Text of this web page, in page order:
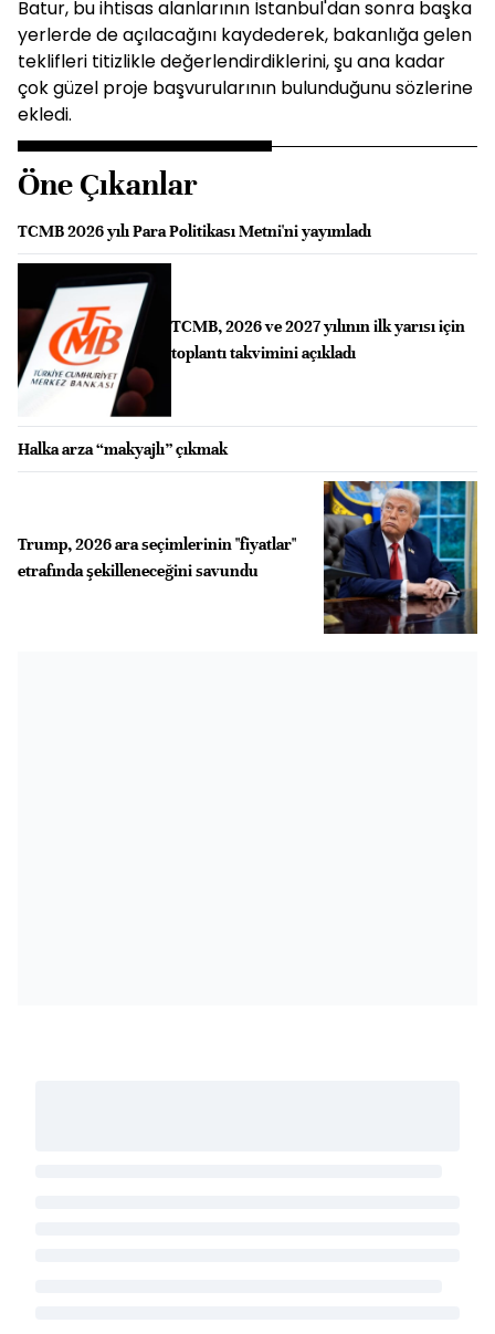
Batur, bu ihtisas alanlarının İstanbul'dan sonra başka
yerlerde de açılacağını kaydederek, bakanlığa gelen
teklifleri titizlikle değerlendirdiklerini, şu ana kadar
çok güzel proje başvurularının bulunduğunu sözlerine
ekledi.
Öne Çıkanlar
TCMB 2026 yılı Para Politikası Metni'ni yayımladı
TCMB, 2026 ve 2027 yılının ilk yarısı için
toplantı takvimini açıkladı
Halka arza “makyajlı” çıkmak
Trump, 2026 ara seçimlerinin "fiyatlar"
etrafında şekilleneceğini savundu